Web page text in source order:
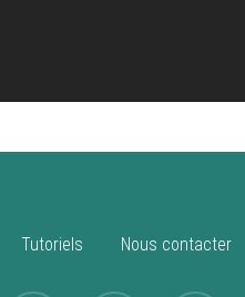
Tutoriels Nous contacter